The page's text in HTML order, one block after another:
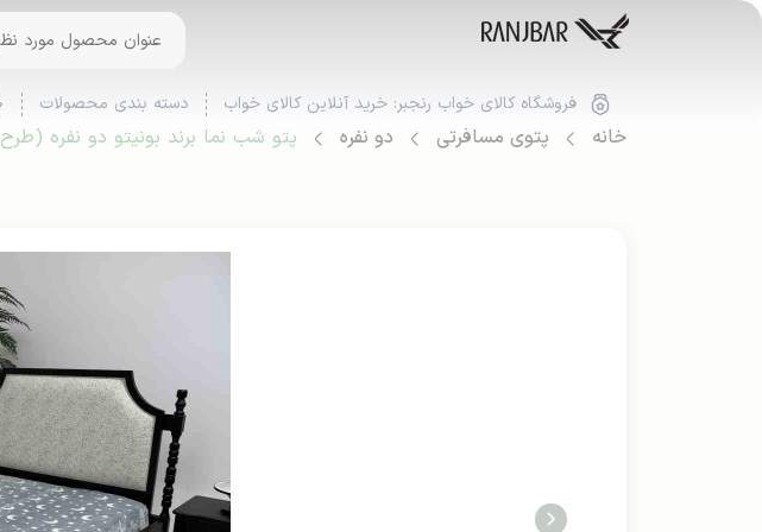
فروشگاه کالای خواب رنجبر: خرید آنلاین کالای خواب دسته بندی محصولات
خانه پتوی مسافرتی دو نفره پتو شب نما برند بونیتو دو نفره (طرح 9)